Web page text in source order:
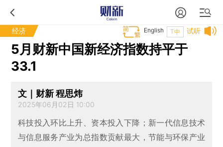
经济 试听
T中
English
5月财新中国新经济指数持平于
33.1
文｜财新 程思炜
2025年06月02日 10:00
科技投入环比上升、资本投入下降；新一代信息技术
与信息服务产业为总指数贡献最大，节能与环保产业